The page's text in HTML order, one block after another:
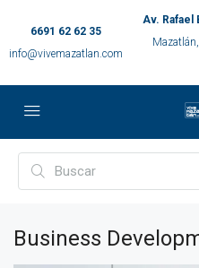
6691 62 62 35
info@vivemazatlan.com
Av. Rafael
Business